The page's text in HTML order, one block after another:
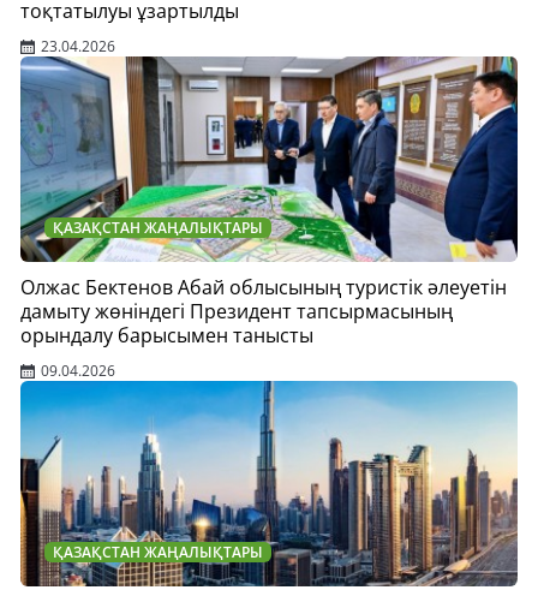
тоқтатылуы ұзартылды
23.04.2026
ҚАЗАҚСТАН ЖАҢАЛЫҚТАРЫ
Олжас Бектенов Абай облысының туристік әлеуетін
дамыту жөніндегі Президент тапсырмасының
орындалу барысымен танысты
09.04.2026
ҚАЗАҚСТАН ЖАҢАЛЫҚТАРЫ